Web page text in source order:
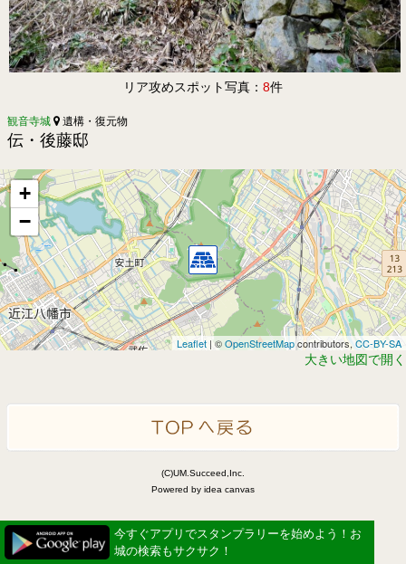
リア攻めスポット写真： 8件
観音寺城 遺構・復元物
伝・後藤邸
+
−
Leaflet | ©OpenStreetMapcontributors, CC-BY-SA
大きい地図で開く
(C)UM.Succeed,Inc.
Powered by idea canvas
今すぐアプリでスタンプラリーを始めよう！お
城の検索もサクサク！